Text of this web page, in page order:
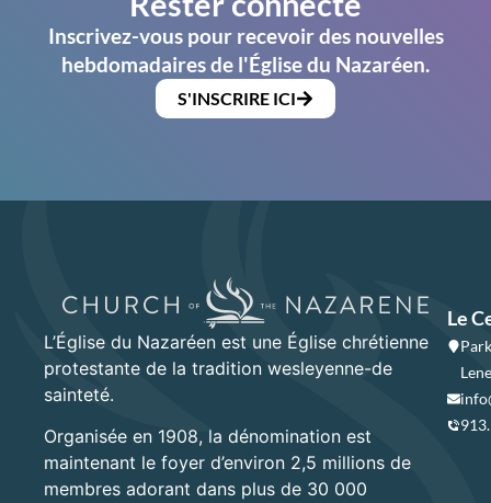
Inscrivez-vous pour recevoir des nouvelles
hebdomadaires de l'Église du Nazaréen.
S'INSCRIRE ICI
L’Église du Nazaréen est une Église chrétienne
protestante de la tradition wesleyenne-de
sainteté.
Organisée en 1908, la dénomination est
maintenant le foyer d’environ 2,5 millions de
membres adorant dans plus de 30 000
Le